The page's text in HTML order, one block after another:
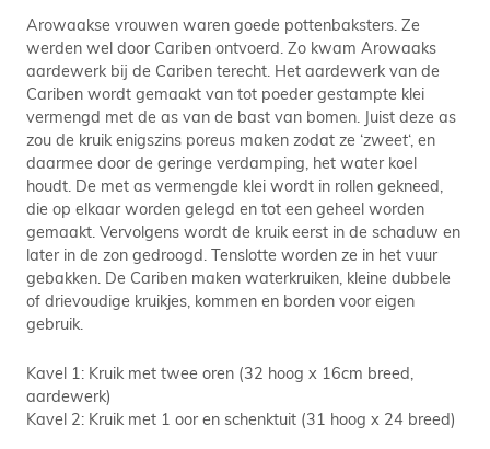
Arowaakse vrouwen waren goede pottenbaksters. Ze
werden wel door Cariben ontvoerd. Zo kwam Arowaaks
aardewerk bij de Cariben terecht. Het aardewerk van de
Cariben wordt gemaakt van tot poeder gestampte klei
vermengd met de as van de bast van bomen. Juist deze as
zou de kruik enigszins poreus maken zodat ze ‘zweet‘, en
daarmee door de geringe verdamping, het water koel
houdt. De met as vermengde klei wordt in rollen gekneed,
die op elkaar worden gelegd en tot een geheel worden
gemaakt. Vervolgens wordt de kruik eerst in de schaduw en
later in de zon gedroogd. Tenslotte worden ze in het vuur
gebakken. De Cariben maken waterkruiken, kleine dubbele
of drievoudige kruikjes, kommen en borden voor eigen
gebruik.
Kavel 1: Kruik met twee oren (32 hoog x 16cm breed,
aardewerk)
Kavel 2: Kruik met 1 oor en schenktuit (31 hoog x 24 breed)